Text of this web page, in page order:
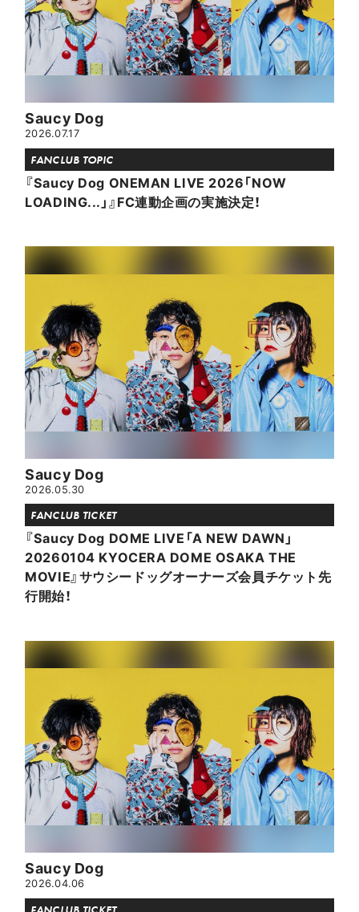
Saucy Dog
2026.07.17
FANCLUB TOPIC
『Saucy Dog ONEMAN LIVE 2026「NOW
LOADING...」』FC連動企画の実施決定！
Saucy Dog
2026.05.30
FANCLUB TICKET
『Saucy Dog DOME LIVE「A NEW DAWN」
20260104 KYOCERA DOME OSAKA THE
MOVIE』サウシードッグオーナーズ会員チケット先
行開始！
Saucy Dog
2026.04.06